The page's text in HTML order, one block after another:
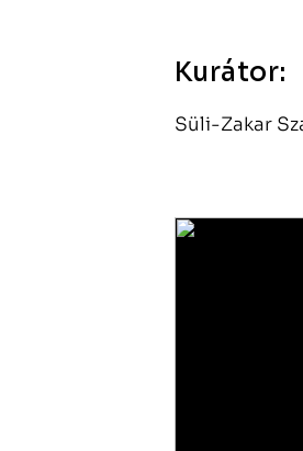
Kurátor:
Süli-Zakar